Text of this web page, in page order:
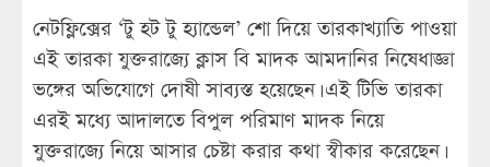
নেটফ্লিক্সের ‘টু হট টু হ্যান্ডেল’ শো দিয়ে তারকাখ্যাতি পাওয়া
এই তারকা যুক্তরাজ্যে ক্লাস বি মাদক আমদানির নিষেধাজ্ঞা
ভঙ্গের অভিযোগে দোষী সাব্যস্ত হয়েছেন। এই টিভি তারকা
এরই মধ্যে আদালতে বিপুল পরিমাণ মাদক নিয়ে
যুক্তরাজ্যে নিয়ে আসার চেষ্টা করার কথা স্বীকার করেছেন।